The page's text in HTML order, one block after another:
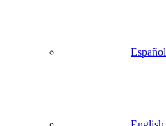
Español